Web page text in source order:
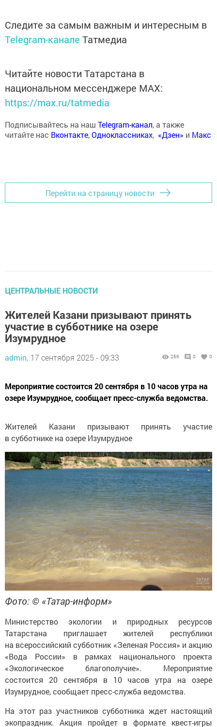
Следите за самым важным и интересным в
Telegram-канале Татмедиа
Читайте новости Татарстана в
национальном мессенджере MАХ:
https://max.ru/tatmedia
Подписывайтесь на наш Telegram-канал, а также
читайте нас Вконтакте,Одноклассниках, «Дзен» и Макс
Перейти на страницу новости
ЦЕНТРАЛЬНЫЕ НОВОСТИ
Жителей Казани призывают принять
участие в субботнике на озере
Изумрудное
admin, 17 сентября 2025 - 09:33 266 0 0
Мероприятие состоится 20 сентября в 10 часов утра на
озере Изумрудное, сообщает пресс-служба ведомства.
Жителей Казани призывают принять участие
в субботнике на озере Изумрудное
Фото: © «Татар-информ»
Министерство экологии и природных ресурсов
Татарстана приглашает жителей республики
на всероссийский субботник «Зеленая Россия» и акцию
«Вода России» в рамках национального проекта
«Экологическое благополучие». Мероприятие
состоится 20 сентября в 10 часов утра на озере
Изумрудное, сообщает пресс-служба ведомства.
На этот раз участников субботника ждет настоящий
экопраздник. Акция пройдет в формате квест-игры